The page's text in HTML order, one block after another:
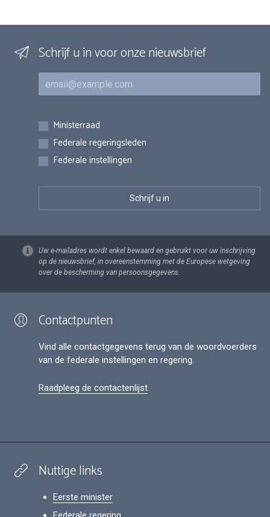
Schrijf u in voor onze nieuwsbrief
E-mail
Inschrijvingen
Ministerraad
Federale regeringsleden
Federale instellingen
Uw e-mailadres wordt enkel bewaard en gebruikt voor uw inschrijving
op de nieuwsbrief, in overeenstemming met de Europese wetgeving
over de bescherming van persoonsgegevens.
Contactpunten
Vind alle contactgegevens terug van de woordvoerders
van de federale instellingen en regering.
Raadpleeg de contactenlijst
Nuttige links
Eerste minister